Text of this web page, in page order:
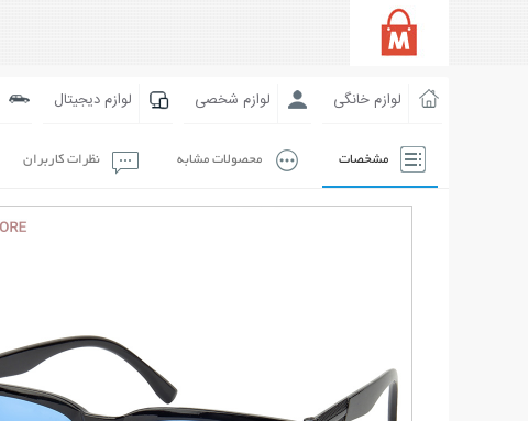
لوازم خانگی لوازم شخصی لوازم دیجیتال
مشخصات محصولات مشابه نظرات کاربران